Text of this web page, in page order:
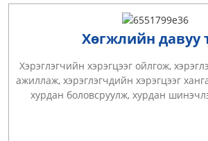
Хөгжлийн давуу
Хэрэглэгчийн хэрэгцээг ойлгож,
ажиллаж, хэрэглэгчдийн хэрэгцээг
хурдан боловсруулж, хурдан